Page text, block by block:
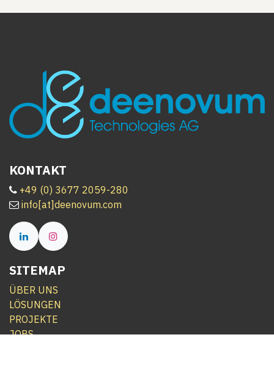
SITEMAP
ÜBER UNS
LÖSUNGEN
PROJEKTE
JOBS
KONTAKT
+49 (0) 3677 2059-280
info[at]deenovum.com